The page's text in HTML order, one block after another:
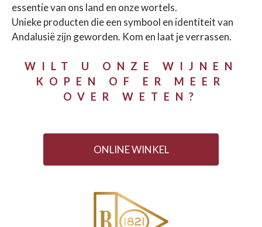
essentie van ons land en onze wortels.
Unieke producten die een symbool en identiteit van
Andalusië zijn geworden. Kom en laat je verrassen.
WILT U ONZE WIJNEN
KOPEN OF ER MEER
OVER WETEN?
ONLINE WINKEL